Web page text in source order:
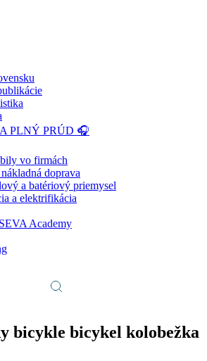
PLNÝ PRÚD 🎧
vo firmách
doprava
a batériový priemysel
a elektrifikácia
Academy
bicykle bicykel kolobežka